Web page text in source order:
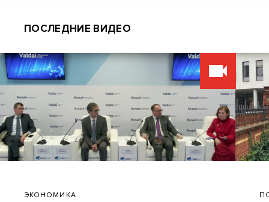
ПОСЛЕДНИЕ ВИДЕО
ЭКОНОМИКА